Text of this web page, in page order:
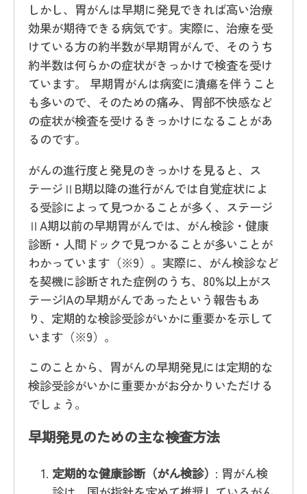
しかし、胃がんは早期に発見できれば高い治療
効果が期待できる病気です。実際に、治療を受
けている方の約半数が早期胃がんで、そのうち
約半数は何らかの症状がきっかけで検査を受け
ています。 早期胃がんは病変に潰瘍を伴うこと
も多いので、そのための痛み、胃部不快感など
の症状が検査を受けるきっかけになることがあ
るのです。
がんの進行度と発見のきっかけを見ると、ス
テージⅡB期以降の進行がんでは自覚症状によ
る受診によって見つかることが多く、ステージ
ⅡA期以前の早期胃がんでは、がん検診・健康
診断・人間ドックで見つかることが多いことが
わかっています（※9）。実際に、がん検診など
を契機に診断された症例のうち、80%以上がス
テージIAの早期がんであったという報告もあ
り、定期的な検診受診がいかに重要かを示して
います（※9）。
このことから、胃がんの早期発見には定期的な
検診受診がいかに重要かがお分かりいただける
でしょう。
早期発見のための主な検査方法
定期的な健康診断（がん検診） : 胃がん検